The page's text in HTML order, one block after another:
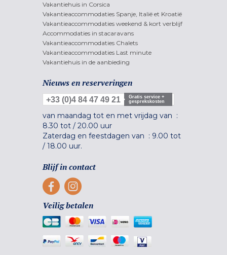
Vakantiehuis in Corsica
Vakantieaccommodaties Spanje, Italië et Kroatië
Vakantieaccommodaties weekend & kort verblijf
Accommodaties in stacaravans
Vakantieaccommodaties Chalets
Vakantieaccommodaties Last minute
Vakantiehuis in de aanbieding
Nieuws en reserveringen
+33 (0)4 84 47 49 21
Gratis service +
gesprekskosten
van maandag tot en met vrijdag van :
8.30 tot / 20.00 uur
Zaterdag en feestdagen van : 9.00 tot
/ 18.00 uur.
Blijf in contact
Veilig betalen